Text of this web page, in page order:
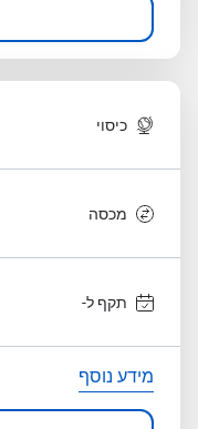
כיסוי
מכסה
תקף ל-
מידע נוסף